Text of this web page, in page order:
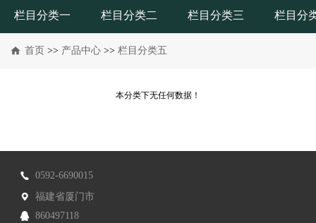
栏目分类一 栏目分类二 栏目分类三 栏目分
首页 >> 产品中心 >> 栏目分类五
本分类下无任何数据！
0592-6690015
福建省厦门市
860497118